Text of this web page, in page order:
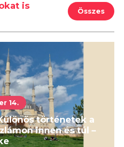
is
Összes
14.
történetek a
innen és túl –